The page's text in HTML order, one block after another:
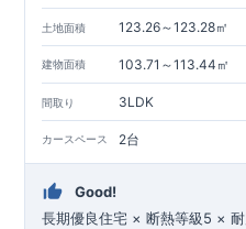
土地面積 123.26～123.28㎡
建物面積 103.71～113.44㎡
間取り 3LDK
カースペース 2台
Good!
長期優良住宅 × 断熱等級5 ×